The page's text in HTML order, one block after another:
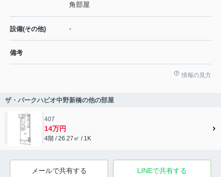
角部屋
設備(その他) -
備考
情報の見方
ザ・パークハビオ中野新橋の他の部屋
407
14万円
4階 / 26.27㎡ / 1K
メールで共有する LINEで共有する